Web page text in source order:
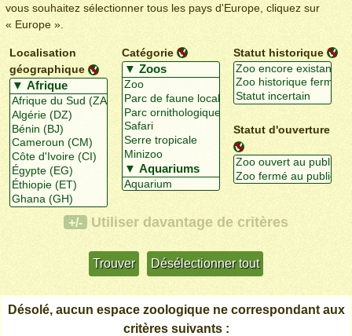
vous souhaitez sélectionner tous les pays d'Europe, cliquez sur
« Europe ».
Localisation
géographique
Catégorie Statut historique
Statut d'ouverture
+/- Utiliser davantage de critères
Désolé, aucun espace zoologique ne correspondant aux
critères suivants :